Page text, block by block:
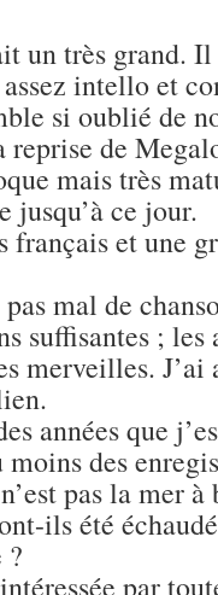
un très grand.
intello et
si oublié de
reprise de
mais très
jusqu’à ce jour.
français et une
pas mal de
suffisantes ; les
merveilles. J’ai
années que
des
pas la mer
ils été
?
par